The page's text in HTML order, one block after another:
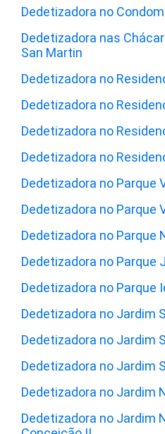
Dedetizadora no
Dedetizadora nas
San Martin
Dedetizadora no
Dedetizadora no
Dedetizadora no
Dedetizadora no
Dedetizadora no Parque
Dedetizadora no Parque
Dedetizadora no Parque
Dedetizadora no Parque
Dedetizadora no Parque
Dedetizadora no Jardim
Dedetizadora no Jardim
Dedetizadora no Jardim
Dedetizadora no Jardim
Dedetizadora no Jardim